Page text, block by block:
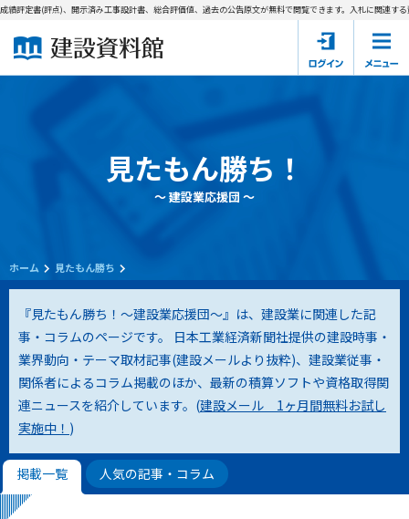
建設資料館とは
国土交通省の入札資料
会員登録について
サポーター会員一覧
会社概要 お問い合わせ
個人情報保護方針
会員規約
定書(評点)、開示済み工事設計書、総合評価値、過去の公告原文が無料で閲覧できます。入札に関連する資
見たもん勝ち！
～ 建設業応援団 ～
ホーム 見たもん勝ち
『見たもん勝ち！～建設業応援団～』は、建設業に関連した記
事・コラムのページです。 日本工業経済新聞社提供の建設時事・
業界動向・テーマ取材記事(建設メールより抜粋)、建設業従事・
関係者によるコラム掲載のほか、最新の積算ソフトや資格取得関
連ニュースを紹介しています。(建設メール 1ヶ月間無料お試し
実施中！ )
掲載一覧 人気の記事・コラム
会員サービスの利用条件等について定めるものです。
2. 管理者が建設資料館WEB上で随時掲載するルールは本規約の
一部を構成するものとします。
第2条（規約の変更）
本規約は、会員の了承を得ることなく、随時変更されることが
あります。変更内容は、建設資料館WEB上に表示した時点で直
ちに全ての会員が了承したものとみなします。
会員とは、本規約を承諾の上、所定の会員申込手続きを完了
後、管理者がこれを承認した者をいいます。